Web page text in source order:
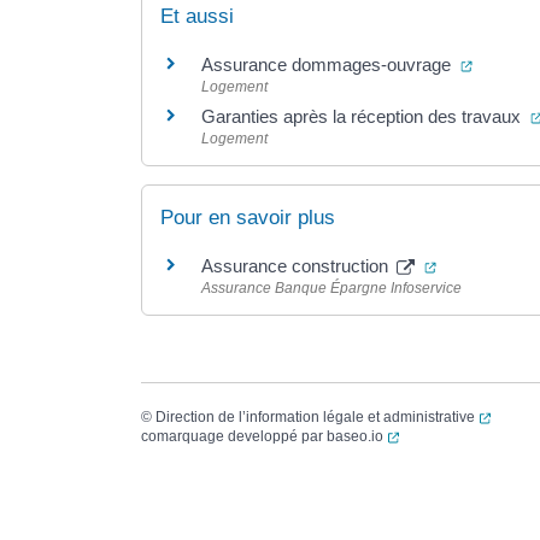
Et aussi
Assurance dommages-ouvrage
Logement
Garanties après la réception des travaux
Logement
Pour en savoir plus
Assurance construction (ouverture
Assurance Banque Épargne Infoservice
© Direction de l’information légale et administrative
comarquage developpé par baseo.io (ouverture dans un